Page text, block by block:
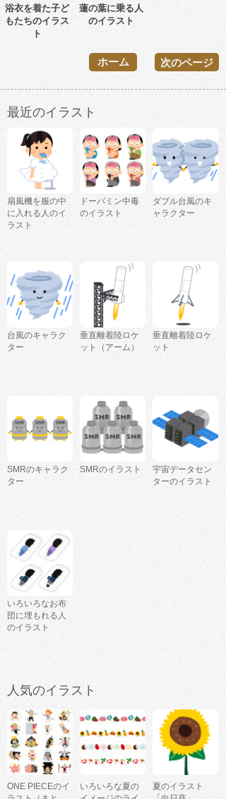
浴衣を着た子ど
もたちのイラス
ト
蓮の葉に乗る人
のイラスト
次のページ
ホーム
最近のイラスト
扇風機を服の中
に入れる人のイ
ラスト
ドーパミン中毒
のイラスト
ダブル台風のキ
ャラクター
台風のキャラク
ター
垂直離着陸ロケ
ット（アーム）
垂直離着陸ロケ
ット
SMRのキャラク
ター
SMRのイラスト
宇宙データセン
ターのイラスト
いろいろなお布
団に埋もれる人
のイラスト
人気のイラスト
ONE PIECEのイ
いろいろな夏の
夏のイラスト